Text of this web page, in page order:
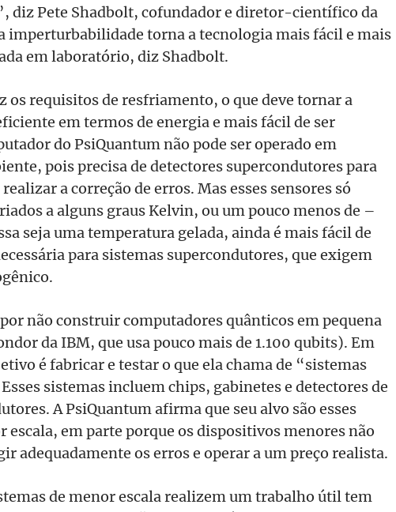
diz Pete Shadbolt, cofundador e diretor-científico da
imperturbabilidade torna a tecnologia mais fácil e mais
em laboratório, diz Shadbolt.
os requisitos de resfriamento, o que deve tornar a
em termos de energia e mais fácil de ser
do PsiQuantum não pode ser operado em
pois precisa de detectores supercondutores para
a correção de erros. Mas esses sensores só
a alguns graus Kelvin, ou um pouco menos de –
seja uma temperatura gelada, ainda é mais fácil de
para sistemas supercondutores, que exigem
não construir computadores quânticos em pequena
da IBM, que usa pouco mais de 1.100 qubits). Em
é fabricar e testar o que ela chama de “sistemas
sistemas incluem chips, gabinetes e detectores de
A PsiQuantum afirma que seu alvo são esses
escala, em parte porque os dispositivos menores não
adequadamente os erros e operar a um preço realista.
de menor escala realizem um trabalho útil tem